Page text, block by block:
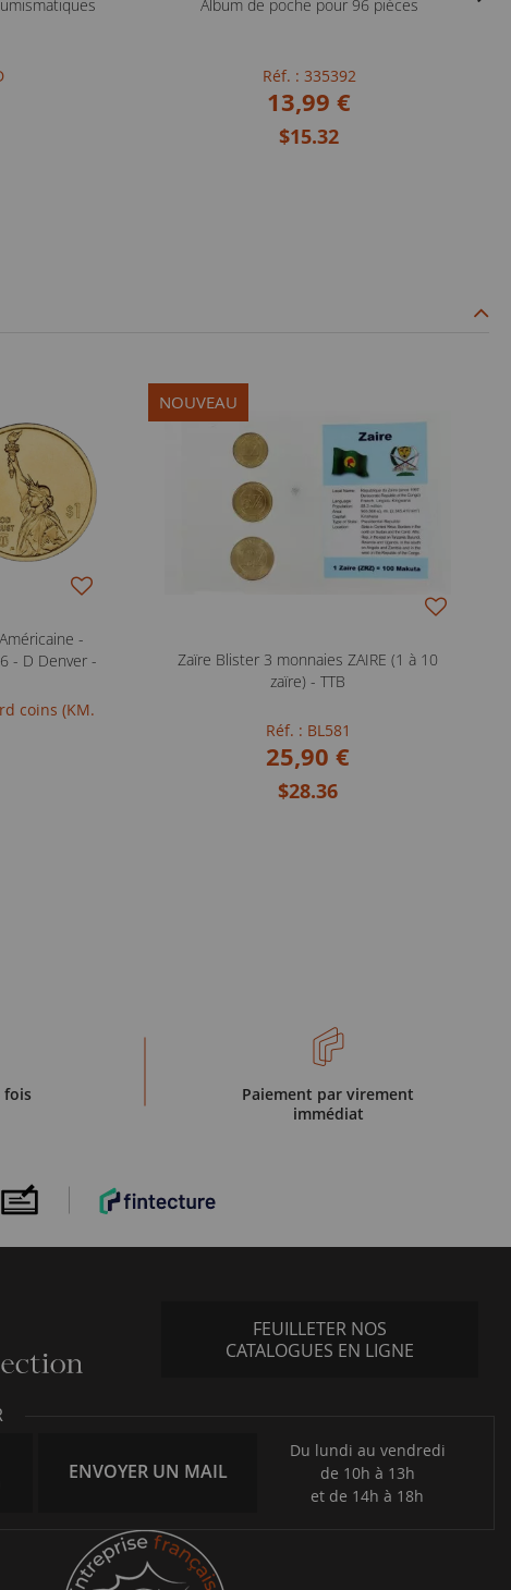
Album de poche pour 96 pièces
Réf. : 335392
13,99 €
$15.32
-
- D Denver -
coins (KM.
NOUVEAU
Zaïre Blister 3 monnaies ZAIRE (1 à 10
zaïre) - TTB
Réf. : BL581
25,90 €
$28.36
fois
Paiement par virement
immédiat
FEUILLETER NOS
CATALOGUES EN LIGNE
ENVOYER UN MAIL
Du lundi au vendredi
de 10h à 13h
et de 14h à 18h